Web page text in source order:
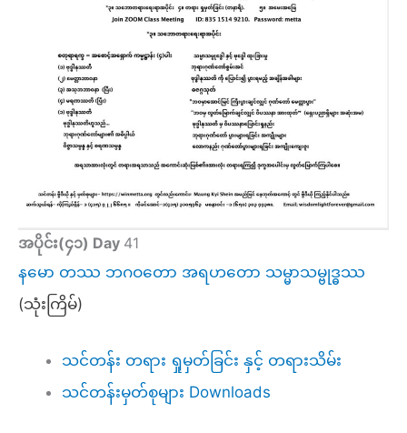
အပိုင်း(၄၁) Day 41
နမော တဿ ဘဂဝတော အရဟတော သမ္မာသမ္ဗုဒ္ဓဿ
(သုံးကြိမ်)
သင်တန်း တရား ရှုမှတ်ခြင်း နှင့် တရားသိမ်း
သင်တန်းမှတ်စုများ Downloads